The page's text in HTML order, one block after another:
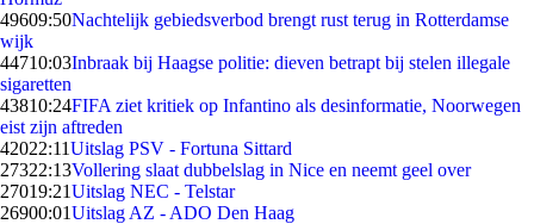
49609:50Nachtelijk gebiedsverbod brengt rust terug in Rotterdamse
wijk
44710:03Inbraak bij Haagse politie: dieven betrapt bij stelen illegale
sigaretten
43810:24FIFA ziet kritiek op Infantino als desinformatie, Noorwegen
eist zijn aftreden
42022:11Uitslag PSV - Fortuna Sittard
27322:13Vollering slaat dubbelslag in Nice en neemt geel over
27019:21Uitslag NEC - Telstar
26900:01Uitslag AZ - ADO Den Haag